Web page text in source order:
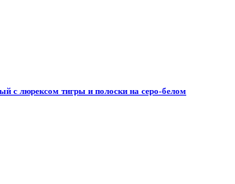
с люрексом тигры и полоски на серо-белом